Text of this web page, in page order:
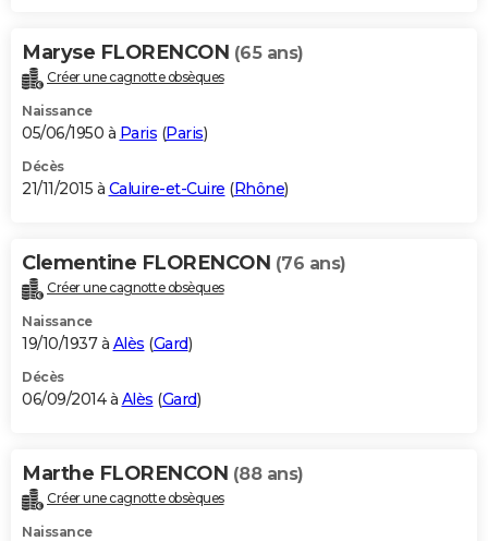
Maryse FLORENCON (65 ans)
Créer une cagnotte obsèques
Naissance
05/06/1950 à Paris (Paris)
Décès
21/11/2015 à Caluire-et-Cuire (Rhône)
Clementine FLORENCON (76 ans)
Créer une cagnotte obsèques
Naissance
19/10/1937 à Alès (Gard)
Décès
06/09/2014 à Alès (Gard)
Marthe FLORENCON (88 ans)
Créer une cagnotte obsèques
Naissance